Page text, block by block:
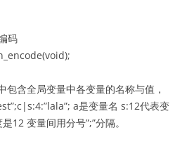
码
包含全局变量中各变量的名称与值，
a是变量名 s:12代表变
12 变量间用分号”;”分隔。